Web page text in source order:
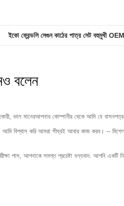
ইকো ফ্রেন্ডলি সেগুন কাঠের পাত্র সেট বহুমুখী
বলেন
ভাল মানেরআপনার কোম্পানীর থেকে আমি যে
বিশ্বাস করি আমরা শীঘ্রই আবার কাজ করব। --
পাস, আপনাকে সমস্ত প্রচেষ্টা ধন্যবাদ. আপনি একটি